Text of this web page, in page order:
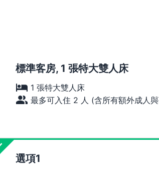
標準客房, 1 張特大雙人床
1 張特大雙人床
最多可入住 2 人 (含所有額外成人
選項